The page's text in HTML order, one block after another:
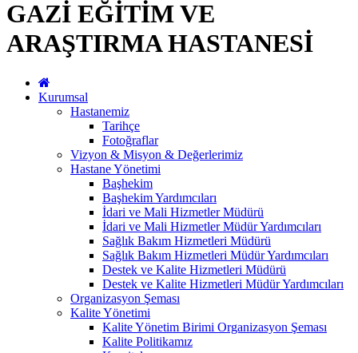
GAZİ EĞİTİM VE
ARAŞTIRMA HASTANESİ
Kurumsal
Hastanemiz
Tarihçe
Fotoğraflar
Vizyon & Misyon & Değerlerimiz
Hastane Yönetimi
Başhekim
Başhekim Yardımcıları
İdari ve Mali Hizmetler Müdürü
İdari ve Mali Hizmetler Müdür Yardımcıları
Sağlık Bakım Hizmetleri Müdürü
Sağlık Bakım Hizmetleri Müdür Yardımcıları
Destek ve Kalite Hizmetleri Müdürü
Destek ve Kalite Hizmetleri Müdür Yardımcıları
Organizasyon Şeması
Kalite Yönetimi
Kalite Yönetim Birimi Organizasyon Şeması
Kalite Politikamız